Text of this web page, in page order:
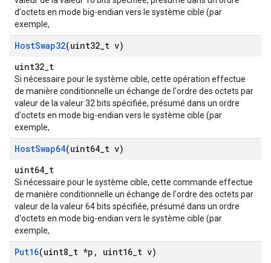
d'octets en mode big-endian vers le système cible (par
exemple,
HostSwap32(uint32 t v)
uint32_t
Si nécessaire pour le système cible, cette opération effectue
de manière conditionnelle un échange de l'ordre des octets par
valeur de la valeur 32 bits spécifiée, présumé dans un ordre
d'octets en mode big-endian vers le système cible (par
exemple,
HostSwap64(uint64 t v)
uint64_t
Si nécessaire pour le système cible, cette commande effectue
de manière conditionnelle un échange de l'ordre des octets par
valeur de la valeur 64 bits spécifiée, présumé dans un ordre
d'octets en mode big-endian vers le système cible (par
exemple,
Put16(uint8 t *p , uint16 t v)